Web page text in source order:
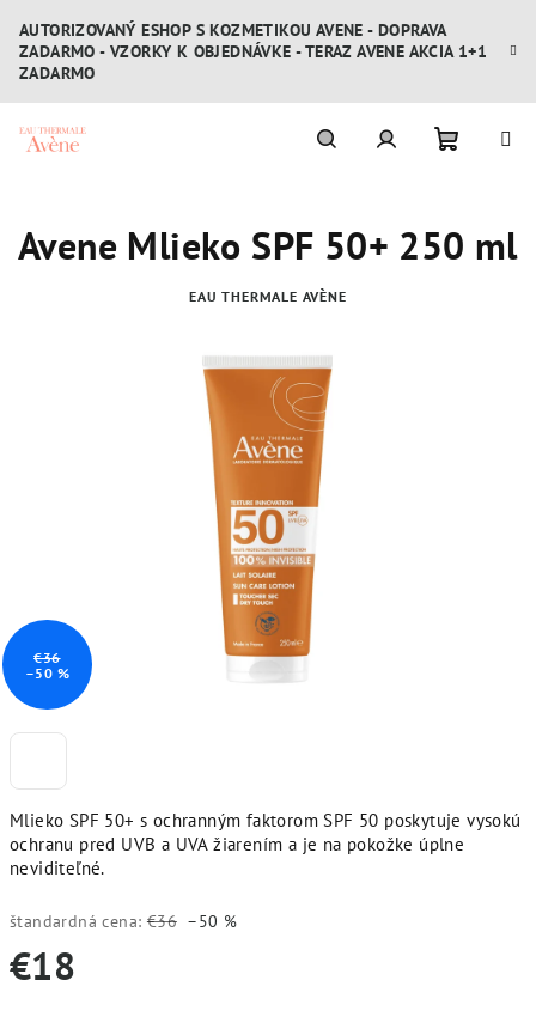
obsah
AUTORIZOVANÝ ESHOP S KOZMETIKOU AVENE - DOPRAVA
ZADARMO - VZORKY K OBJEDNÁVKE - TERAZ AVENE AKCIA 1+1
ZADARMO
košík
Mlieko SPF 50+ s ochranným faktorom SPF 50 poskytuje vysokú
ochranu pred UVB a UVA žiarením a je na pokožke úplne
neviditeľné.
štandardná cena: €36 –50 %
€18
Avene Mlieko SPF 50+ 250 ml
EAU THERMALE AVÈNE
€36
–50 %